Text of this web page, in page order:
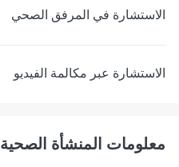
الاستشارة في المرفق الصحي
الاستشارة عبر مكالمة الفيديو
معلومات المنشأة الصحية